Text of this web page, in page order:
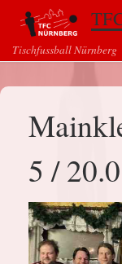
Zum Inhalt
Tischfussball Nürnberg
5 /